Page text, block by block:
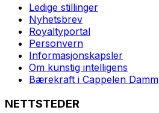
Ledige stillinger
Nyhetsbrev
Royaltyportal
Personvern
Informasjonskapsler
Om kunstig intelligens
Bærekraft i Cappelen Damm
NETTSTEDER